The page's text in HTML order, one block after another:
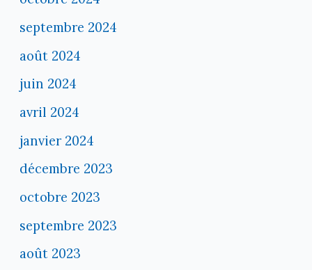
septembre 2024
août 2024
juin 2024
avril 2024
janvier 2024
décembre 2023
octobre 2023
septembre 2023
août 2023